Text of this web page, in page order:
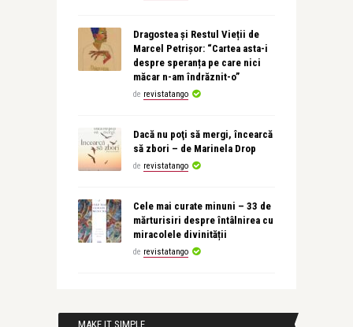
Dragostea și Restul Vieții de
Marcel Petrișor: “Cartea asta-i
despre speranța pe care nici
măcar n-am îndrăznit-o”
de revistatango
Dacă nu poţi să mergi, încearcă
să zbori – de Marinela Drop
de revistatango
Cele mai curate minuni – 33 de
mărturisiri despre întâlnirea cu
miracolele divinității
de revistatango
MAKE IT SIMPLE